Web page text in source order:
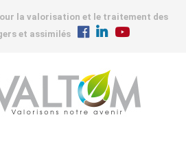
la valorisation et le traitement des
et assimilés